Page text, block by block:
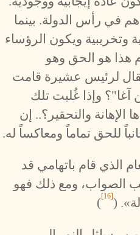
في رأس الدولة. بينما
وتخريبية ويكون الرؤساء
هذا هو الحق وهو
لرئيس عشيرة قامت
وإذا غُلبت تلك
الإهانة والتحقير؟.. إن
للحق تماماً ومعاكساً له.
الذي قام باتهامي قد
الصواب، ومع ذلك فهو
(
[16]
)